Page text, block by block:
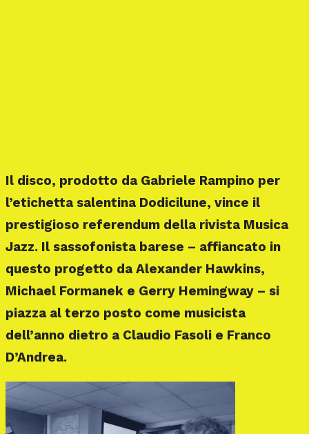
Il disco, prodotto da Gabriele Rampino per
l’etichetta salentina Dodicilune, vince il
prestigioso referendum della rivista Musica
Jazz. Il sassofonista barese – affiancato in
questo progetto da Alexander Hawkins,
Michael Formanek e Gerry Hemingway – si
piazza al terzo posto come musicista
dell’anno dietro a Claudio Fasoli e Franco
D’Andrea.